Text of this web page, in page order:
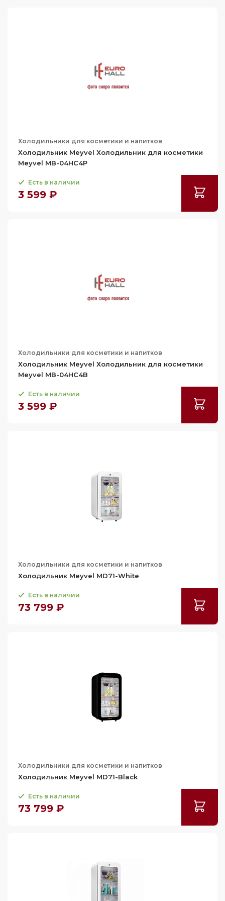
Холодильники для косметики и напитков
Холодильник Meyvel Холодильник для косметики
Meyvel MB-04HC4P
Есть в наличии
3 599 ₽
Холодильники для косметики и напитков
Холодильник Meyvel Холодильник для косметики
Meyvel MB-04HC4B
Есть в наличии
3 599 ₽
Холодильники для косметики и напитков
Холодильник Meyvel MD71-White
Есть в наличии
73 799 ₽
Холодильники для косметики и напитков
Холодильник Meyvel MD71-Black
Есть в наличии
73 799 ₽